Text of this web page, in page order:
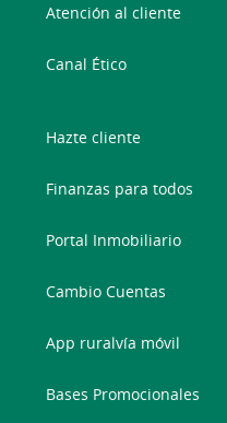
Atención al cliente
Canal Ético
Hazte cliente
Finanzas para todos
Portal Inmobiliario
Cambio Cuentas
App ruralvía móvil
Bases Promocionales